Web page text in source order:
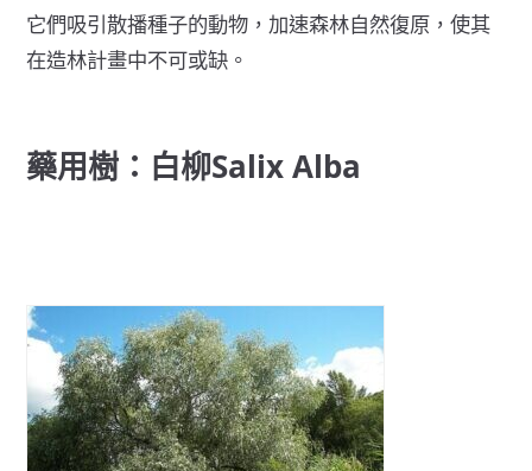
它們吸引散播種子的動物，加速森林自然復原，使其
在造林計畫中不可或缺。
藥用樹：白柳Salix Alba